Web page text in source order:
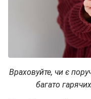
Враховуйте, чи є
багато